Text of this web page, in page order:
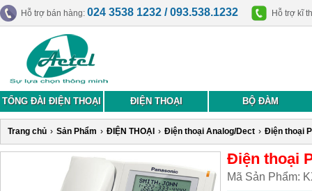
Hỗ trợ bán hàng: 024 3538 1232 / 093.538.1232 Hỗ trợ kĩ
TỔNG ĐÀI ĐIỆN THOẠI ĐIỆN THOẠI BỘ ĐÀM
Trang chủ › Sản Phẩm › ĐIỆN THOẠI › Điện thoại Analog/Dect › Điện thoại
Điện thoại
Mã Sản Phẩm: